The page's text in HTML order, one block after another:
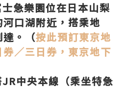
急樂園位在日本山梨
口湖附近，搭乘地
。（按此預訂東京地
／三日券，東京地下
中央本線（乘坐特急